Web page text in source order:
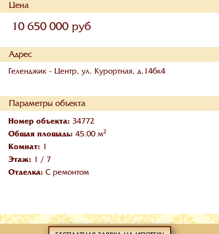
Цена
10 650 000 руб
Адрес
Геленджик - Центр, ул. Курортная, д.14бк4
Параметры объекта
Номер объекта: 34772
Общая площадь: 45.00 м2
Комнат: 1
Этаж: 1 / 7
Отделка: С ремонтом